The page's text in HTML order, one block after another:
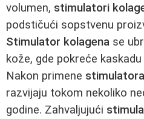
volumen, stimulatori
podstičući sopstvenu
Stimulator kolagena se
kože, gde pokreće
Nakon primene
razvijaju tokom nekoliko
godine. Zahvaljujući